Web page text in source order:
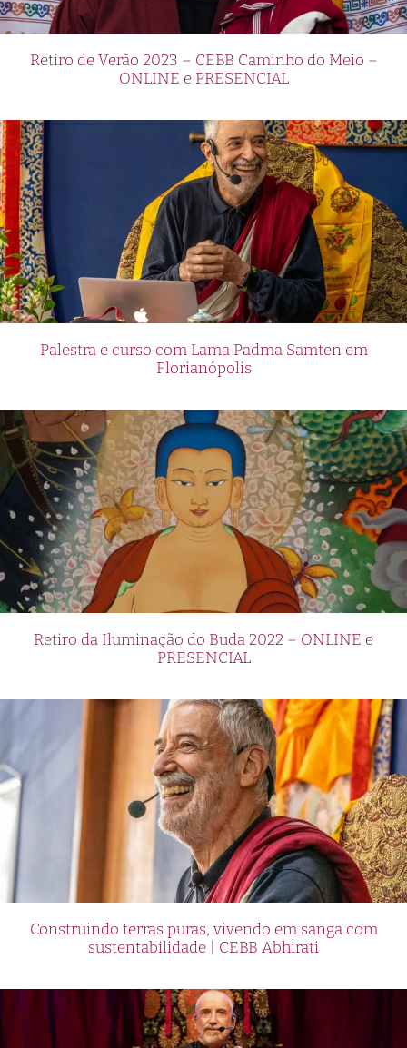
Retiro de Verão 2023 – CEBB Caminho do Meio –
ONLINE e PRESENCIAL
Palestra e curso com Lama Padma Samten em
Florianópolis
Retiro da Iluminação do Buda 2022 – ONLINE e
PRESENCIAL
Construindo terras puras, vivendo em sanga com
sustentabilidade | CEBB Abhirati